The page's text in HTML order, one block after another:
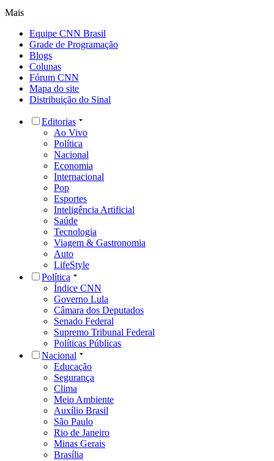
Mais
Equipe CNN Brasil
Grade de Programação
Blogs
Colunas
Fórum CNN
Mapa do site
Distribuição do Sinal
Editorias
Ao Vivo
Política
Nacional
Economia
Internacional
Pop
Esportes
Inteligência Artificial
Saúde
Tecnologia
Viagem & Gastronomia
Auto
LifeStyle
Política
Índice CNN
Governo Lula
Câmara dos Deputados
Senado Federal
Supremo Tribunal Federal
Políticas Públicas
Nacional
Educação
Segurança
Clima
Meio Ambiente
Auxílio Brasil
São Paulo
Rio de Janeiro
Minas Gerais
Brasília